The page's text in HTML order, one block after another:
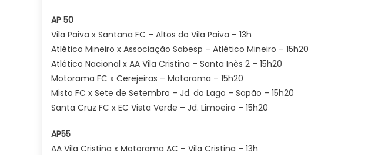
AP 50
Vila Paiva x Santana FC – Altos do Vila Paiva – 13h
Atlético Mineiro x Associação Sabesp – Atlético Mineiro – 15h20
Atlético Nacional x AA Vila Cristina – Santa Inês 2 – 15h20
Motorama FC x Cerejeiras – Motorama – 15h20
Misto FC x Sete de Setembro – Jd. do Lago – Sapão – 15h20
Santa Cruz FC x EC Vista Verde – Jd. Limoeiro – 15h20
AP55
AA Vila Cristina x Motorama AC – Vila Cristina – 13h